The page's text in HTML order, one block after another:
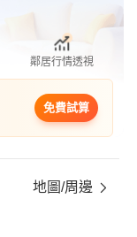
鄰居行情透視
免費試算
地圖/周邊